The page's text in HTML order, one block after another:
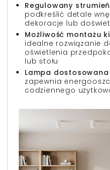
Regulowany
podkreślić detale
dekoracje lub
Możliwość montażu
idealne rozwiązanie
oświetlenia
lub stołu
Lampa dostosowana
zapewnia
codziennego